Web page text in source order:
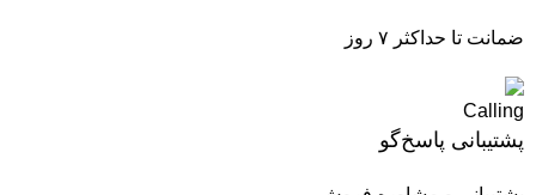
ضمانت تا حداکثر ۷ روز
پشتیبانی پاسخ‌گو